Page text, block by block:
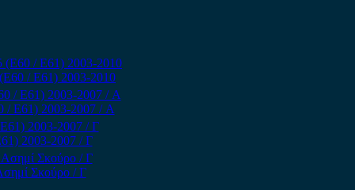
/ E61) 2003-2010
/ E61) 2003-2007 / Α
2003-2007 / Γ
Σκούρο / Γ